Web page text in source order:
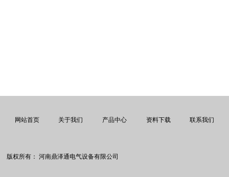
网站首页 关于我们 产品中心 资料下载 联系我们
版权所有： 河南鼎泽通电气设备有限公司